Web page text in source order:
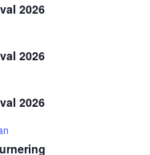
2026
2026
2026